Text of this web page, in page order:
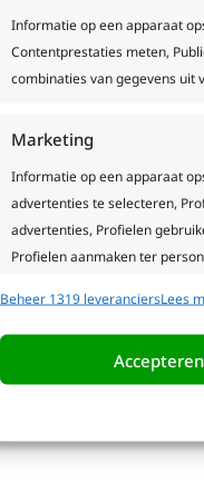
Informatie op een apparaat
Contentprestaties meten,
combinaties van gegevens uit
Marketing
Informatie op een apparaat
advertenties te selecteren,
advertenties, Profielen
Profielen aanmaken ter
gebruiken om content te
Toepassingen
Gegevens uit andere
Beheer 1319 leveranciersLees
Accepteren